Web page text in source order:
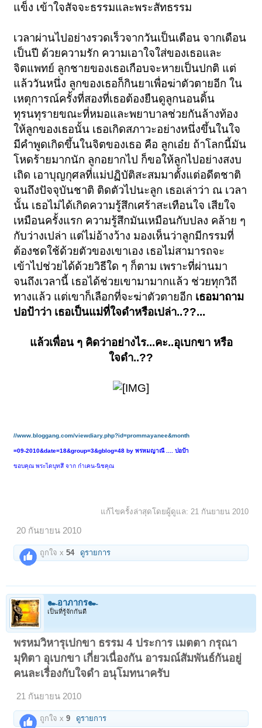
แข็ง เข้าใจสัจจะธรรมและพระสัทธรรม
เวลาผ่านไปอย่างรวดเร็วจากวันเป็นเดือน จากเดือน
เป็นปี ด้วยความรัก ความเอาใจใส่ของเธอและ
จิตแพทย์ ลูกชายของเธอเกือบจะหายเป็นปกติ แต่
แล้ววันหนึ่ง ลูกของเธอก็กินยาเพื่อฆ่าตัวตายอีก ใน
เหตุการณ์ครั้งที่สองที่เธอต้องยืนดูลูกนอนดิ้น
ทุรนทุรายขณะที่หมอและพยาบาลช่วยกันล้างท้อง
ให้ลูกของเธอนั้น เธอเกิดสภาวะอย่างหนึ่งขึ้นในใจ
มีคำพูดเกิดขึ้นในจิตของเธอ คือ ลูกเอ๋ย ถ้าโลกนี้มัน
โหดร้ายมากนัก ลูกอยากไป ก็ขอให้ลูกไปอย่างสงบ
เถิด เอาบุญกุศลที่แม่ปฏิบัติสะสมมาตั้งแต่อดีตชาติ
จนถึงปัจจุบันชาติ ติดตัวไปนะลูก เธอเล่าว่า ณ เวลา
นั้น เธอไม่ได้เกิดความรู้สึกเศร้าสะเทือนใจ เสียใจ
เหมือนครั้งแรก ความรู้สึกมันเหมือนกับปลง คล้าย ๆ
กับว่างเปล่า แต่ไม่อ้างว้าง มองเห็นว่าลูกมีกรรมที่
ต้องชดใช้ด้วยตัวของเขาเอง เธอไม่สามารถจะ
เข้าไปช่วยได้ด้วยวิธีใด ๆ ก็ตาม เพราะที่ผ่านมา
จนถึงเวลานี้ เธอได้ช่วยเขามามากแล้ว ช่วยทุกวิถี
ทางแล้ว แต่เขาก็เลือกที่จะฆ่าตัวตายอีก เธอมาถาม
ปอป้าว่า เธอเป็นแม่ที่ใจดำหรือเปล่า..??...
แล้วเพื่อน ๆ คิดว่าอย่างไร...คะ..อุเบกขา หรือ
ใจดำ..??
//www.bloggang.com/viewdiary.php?id=prommayanee&month
=09-2010&date=18&group=3&gblog=48 by พรหมญาณี .... ปอป้า
ขอบคุณ พระไดบุทสึ จาก ก๋าเคน-นิชคุณ
แก้ไขครั้งล่าสุดโดยผู้ดูแล: 21 กันยายน 2010
20 กันยายน 2010
ถูกใจ x54 ดูรายการ
๛อาภากร๛
เป็นที่รู้จักกันดี
พรหมวิหารุเปกขา ธรรม 4 ประการ เมตตา กรุณา
มุทิตา อุเบกขา เกี่ยวเนื่องกัน อารมณ์สัมพันธ์กันอยู่
คนละเรื่องกับใจดํา อนุโมทนาครับ
21 กันยายน 2010
ถูกใจ x9 ดูรายการ